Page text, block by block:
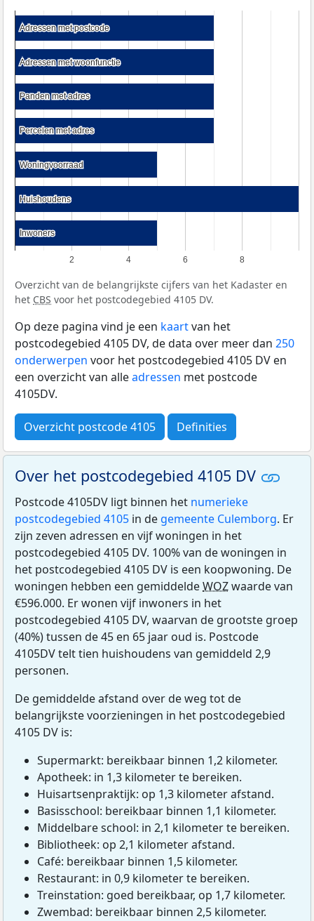
2 4 6 8
Adressen met postcode
Adressen met postcode
Adressen met woonfunctie
Adressen met woonfunctie
Panden met adres
Panden met adres
Percelen met adres
Percelen met adres
Woningvoorraad
Woningvoorraad
Huishoudens
Huishoudens
Inwoners
Inwoners
Overzicht van de belangrijkste cijfers van het Kadaster en
het CBS voor het postcodegebied 4105 DV.
Op deze pagina vind je een kaartvan het
postcodegebied 4105 DV, de data over meer dan 250
onderwerpen voor het postcodegebied 4105 DV en
een overzicht van alleadressen met postcode
4105DV.
Overzicht postcode 4105 Definities
Over het postcodegebied 4105 DV
Postcode 4105DV ligt binnen het numerieke
postcodegebied 4105 in de gemeente Culemborg. Er
zijn zeven adressen en vijf woningen in het
postcodegebied 4105 DV. 100% van de woningen in
het postcodegebied 4105 DV is een koopwoning. De
woningen hebben een gemiddeldeWOZwaarde van
€596.000. Er wonen vijf inwoners in het
postcodegebied 4105 DV, waarvan de grootste groep
(40%) tussen de 45 en 65 jaar oud is. Postcode
4105DV telt tien huishoudens van gemiddeld 2,9
personen.
De gemiddelde afstand over de weg tot de
belangrijkste voorzieningen in het postcodegebied
4105 DV is:
Supermarkt: bereikbaar binnen 1,2 kilometer.
Apotheek: in 1,3 kilometer te bereiken.
Huisartsenpraktijk: op 1,3 kilometer afstand.
Basisschool: bereikbaar binnen 1,1 kilometer.
Middelbare school: in 2,1 kilometer te bereiken.
Bibliotheek: op 2,1 kilometer afstand.
Café: bereikbaar binnen 1,5 kilometer.
Restaurant: in 0,9 kilometer te bereiken.
Treinstation: goed bereikbaar, op 1,7 kilometer.
Zwembad: bereikbaar binnen 2,5 kilometer.